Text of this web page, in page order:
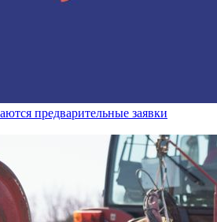
предварительные заявки